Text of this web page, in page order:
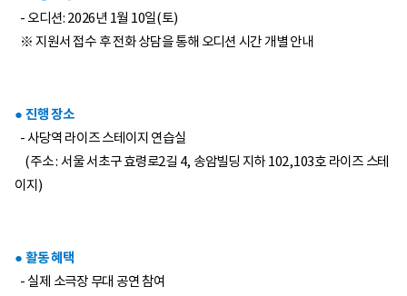
- 오디션: 2026년 1월 10일(토)
※ 지원서 접수 후 전화 상담을 통해 오디션 시간 개별 안내
● 진행 장소
- 사당역 라이즈 스테이지 연습실
(주소 : 서울 서초구 효령로2길 4, 송암빌딩 지하 102,103호 라이즈 스테
이지)
● 활동 혜택
- 실제 소극장 무대 공연 참여